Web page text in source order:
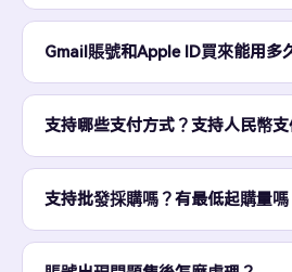
Gmail賬號和Apple ID買來能用多
支持哪些支付方式？支持人民幣支
支持批發採購嗎？有最低起購量嗎